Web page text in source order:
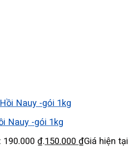
Nauy -gói 1kg
190.000 ₫.150.000 ₫Giá hiện tại